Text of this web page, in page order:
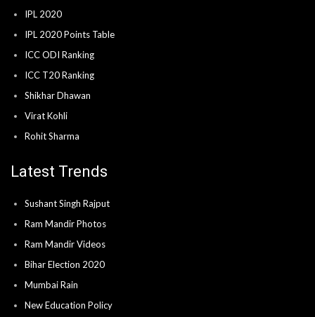
IPL 2020
IPL 2020 Points Table
ICC ODI Ranking
ICC T20 Ranking
Shikhar Dhawan
Virat Kohli
Rohit Sharma
Latest Trends
Sushant Singh Rajput
Ram Mandir Photos
Ram Mandir Videos
Bihar Election 2020
Mumbai Rain
New Education Policy